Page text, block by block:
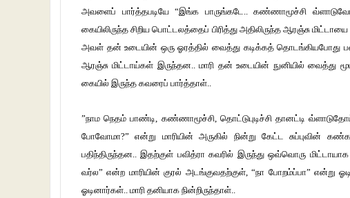
அவளைப் பார்த்தபடியே “இங்க பாருங்கடே.. கண்ணாமூச்சி
கையிலிருந்த சிறிய பொட்டலத்தைப் பிரித்து அதிலிருந்த ஆரஞ்சு
அவள் தன் உடையின் ஒரு ஓரத்தில் வைத்து கடிக்கத் தொடங்கியபோது
ஆரஞ்சு மிட்டாய்கள் இருந்தன.. மாரி தன் உடையின் நுனியில் வைத்து
கையில் இருந்த கவரைப் பார்த்தாள்..
”நாம நெதம் பாண்டி, கண்ணாமூச்சி, தொட்டுபுடிச்சி தானட்டி
போவோமா?” என்று மாரியின் அருகில் நின்று கேட்ட சுப்புவின்
பதிந்திருந்தன.. இதற்குள் பவித்ரா கவரில் இருந்து ஒவ்வொரு
வர்ல” என்ற மாரியின் குரல் அடங்குவதற்குள், “நா போறம்ப்பா” என்று
ஓடினார்கள்.. மாரி தனியாக நின்றிருந்தாள்..